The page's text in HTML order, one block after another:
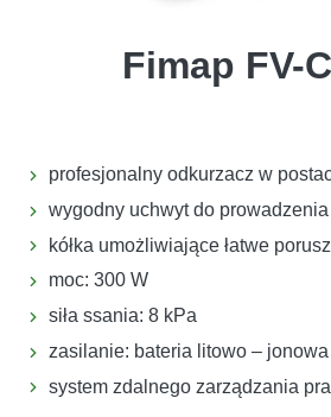
Fimap FV-
profesjonalny odkurzacz w
wygodny uchwyt do prowadzenia
kółka umożliwiające łatwe
moc: 300 W
siła ssania: 8 kPa
zasilanie: bateria litowo – jonowa
system zdalnego zarządzania